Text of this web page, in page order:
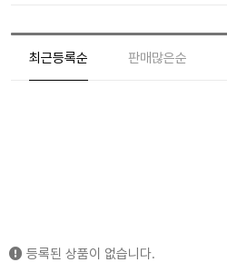
최근등록순 판매많은순
등록된 상품이 없습니다.